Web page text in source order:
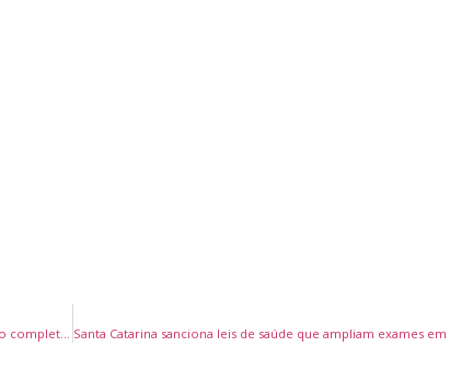
Festival de Choro de Balneário Camboriú divulga programação completa com oficinas, shows e rodas musicais